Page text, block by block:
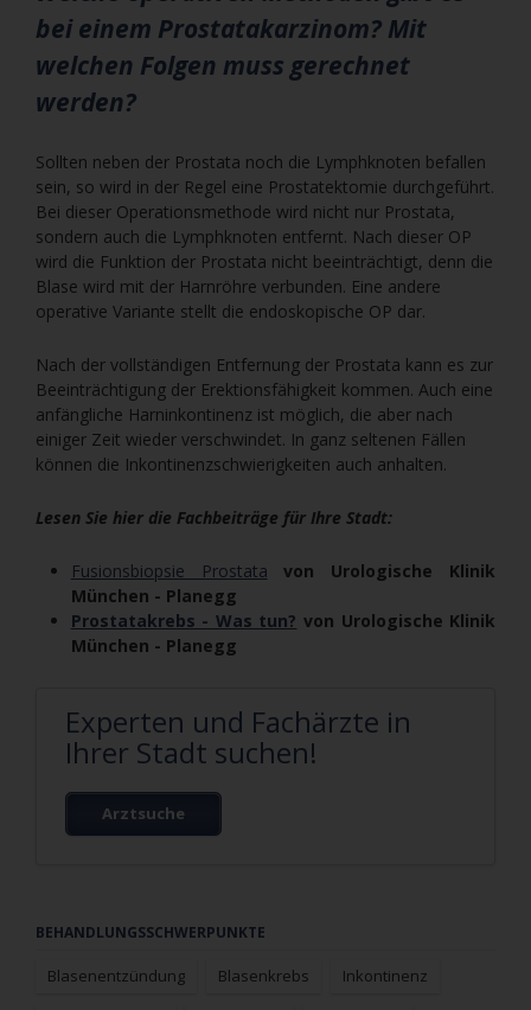
bei einem Prostatakarzinom? Mit
welchen Folgen muss gerechnet
werden?
Sollten neben der Prostata noch die Lymphknoten befallen
sein, so wird in der Regel eine Prostatektomie durchgeführt.
Bei dieser Operationsmethode wird nicht nur Prostata,
sondern auch die Lymphknoten entfernt. Nach dieser OP
wird die Funktion der Prostata nicht beeinträchtigt, denn die
Blase wird mit der Harnröhre verbunden. Eine andere
operative Variante stellt die endoskopische OP dar.
Nach der vollständigen Entfernung der Prostata kann es zur
Beeinträchtigung der Erektionsfähigkeit kommen. Auch eine
anfängliche Harninkontinenz ist möglich, die aber nach
einiger Zeit wieder verschwindet. In ganz seltenen Fällen
können die Inkontinenzschwierigkeiten auch anhalten.
Lesen Sie hier die Fachbeiträge für Ihre Stadt:
Fusionsbiopsie Prostata
von Urologische Klinik
München - Planegg
Prostatakrebs - Was tun? von Urologische Klinik
München - Planegg
Experten und Fachärzte in
Ihrer Stadt suchen!
Arztsuche
Navigation
BEHANDLUNGSSCHWERPUNKTE
Blasenentzündung Blasenkrebs Inkontinenz